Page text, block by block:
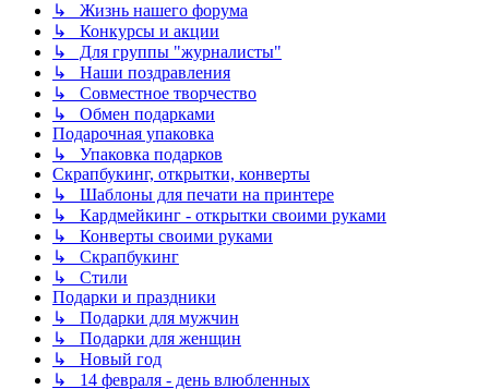
↳ Жизнь нашего форума
↳ Конкурсы и акции
↳ Для группы "журналисты"
↳ Наши поздравления
↳ Совместное творчество
↳ Обмен подарками
Подарочная упаковка
↳ Упаковка подарков
Скрапбукинг, открытки, конверты
↳ Шаблоны для печати на принтере
↳ Кардмейкинг - открытки своими руками
↳ Конверты своими руками
↳ Скрапбукинг
↳ Стили
Подарки и праздники
↳ Подарки для мужчин
↳ Подарки для женщин
↳ Новый год
↳ 14 февраля - день влюбленных